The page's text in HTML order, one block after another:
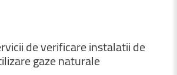
deverificareinstalatiide
gazenaturale